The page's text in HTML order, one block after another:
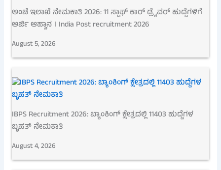
ಅಂಚೆ ಇಲಾಖೆ ನೇಮಕಾತಿ 2026: 11 ಸ್ಟಾಫ್ ಕಾರ್ ಡ್ರೈವರ್ ಹುದ್ದೆಗಳಿಗೆ
ಅರ್ಜಿ ಆಹ್ವಾನ । India Post recruitment 2026
August 5, 2026
IBPS Recruitment 2026: ಬ್ಯಾಂಕಿಂಗ್ ಕ್ಷೇತ್ರದಲ್ಲಿ 11403 ಹುದ್ದೆಗಳ
ಬೃಹತ್ ನೇಮಕಾತಿ
August 4, 2026